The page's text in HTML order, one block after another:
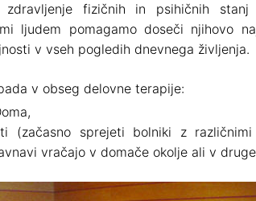
fizičnih in psihičnih stanj
ljudem pomagamo doseči njihovo
v vseh pogledih dnevnega življenja.
v obseg delovne terapije:
(začasno sprejeti bolniki z različnimi
vračajo v domače okolje ali v